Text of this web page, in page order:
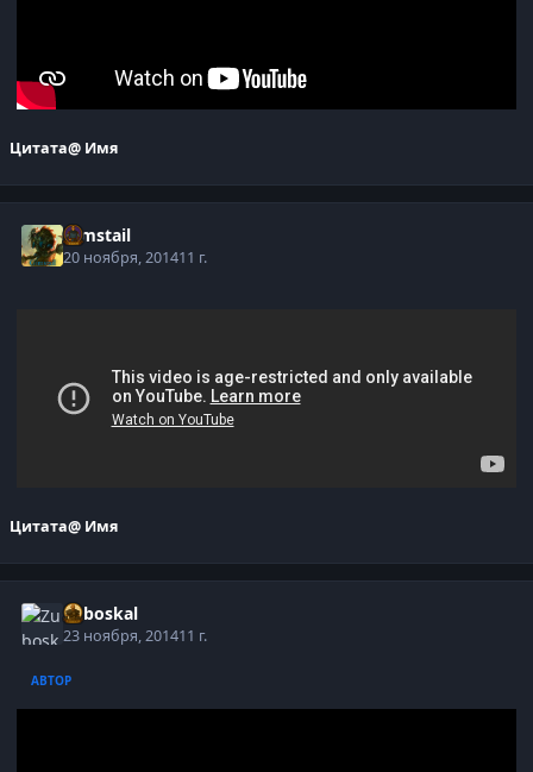
Цитата@ Имя
Gimstail
20 ноября, 201411 г.
Цитата@ Имя
Zuboskal
23 ноября, 201411 г.
АВТОР